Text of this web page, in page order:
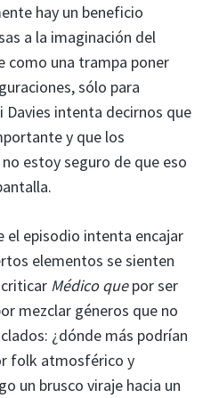
hay un beneficio
a la imaginación del
como una trampa poner
sólo para
Davies intenta decirnos que
y que los
estoy seguro de que eso
el episodio intenta encajar
elementos se sienten
Médico quepor ser
mezclar géneros que no
¿dónde más podrían
folk atmosférico y
un brusco viraje hacia un